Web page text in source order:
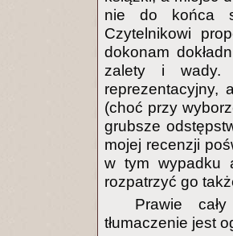
nie do końca
Czytelnikowi
dokonam
zalety i wady.
reprezentacyjny,
(choć przy
grubsze
mojej recenzji
w tym wypadku
rozpatrzyć go
Prawie
tłumaczenie jest